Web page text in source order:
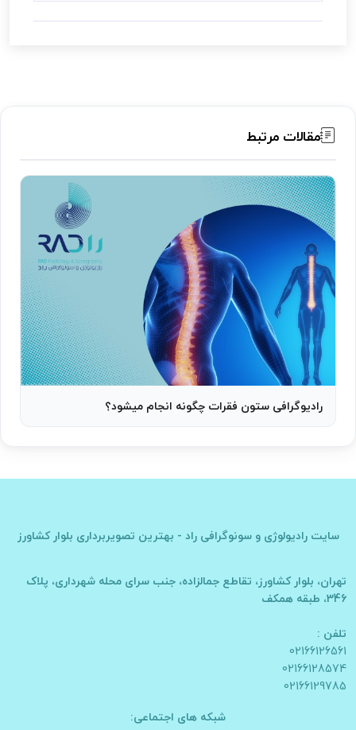
مقالات مرتبط
رادیوگرافی ستون فقرات چگونه انجام میشود؟
سایت رادیولوژی و سونوگرافی راد - بهترین تصویربرداری بلوار کشاورز
تهران، بلوار کشاورز، تقاطع جمالزاده، جنب سرای محله شهرداری، پلاک
346، طبقه همکف
تلفن :
02166126561
02166128574
02166129785
شبکه های اجتماعی: